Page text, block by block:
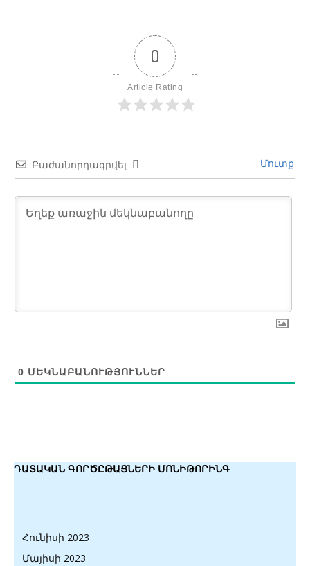
0
Article Rating
Բաժանորդագրվել Մուտք
0 ՄԵԿՆԱԲԱՆՈՒԹՅՈՒՆՆԵՐ
ԴԱՏԱԿԱՆ ԳՈՐԾԸԹԱՑՆԵՐԻ ՄՈՆԻԹՈՐԻՆԳ
Հունիսի 2023
Մայիսի 2023